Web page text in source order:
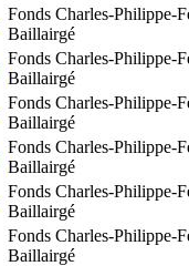
Fonds Charles-Philippe-
Baillairgé
Fonds Charles-Philippe-
Baillairgé
Fonds Charles-Philippe-
Baillairgé
Fonds Charles-Philippe-
Baillairgé
Fonds Charles-Philippe-
Baillairgé
Fonds Charles-Philippe-
Baillairgé